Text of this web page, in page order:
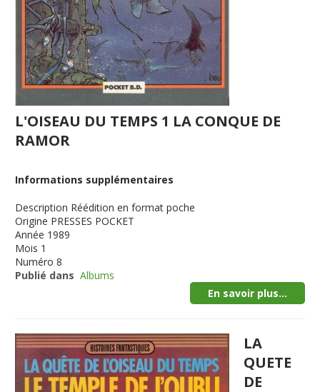
L'OISEAU DU TEMPS 1 LA CONQUE DE
RAMOR
Informations supplémentaires
Description Réédition en format poche
Origine PRESSES POCKET
Année 1989
Mois 1
Numéro 8
Publié dans Albums
En savoir plus...
LA
QUETE
DE